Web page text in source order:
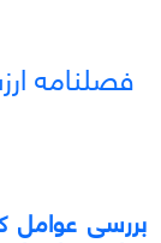
فصلنامه
بررسی عوامل